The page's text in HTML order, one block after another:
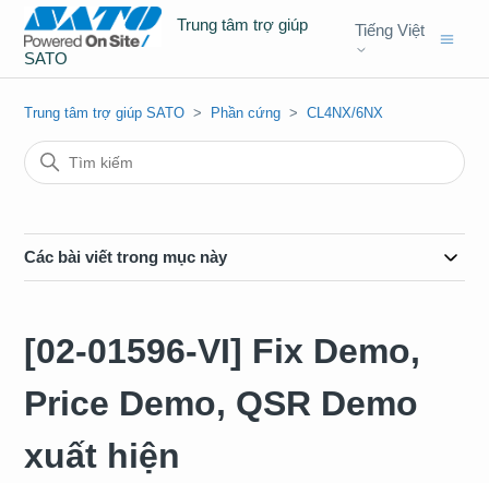
Trung tâm trợ giúp
SATO
Tiếng Việt
Trung tâm trợ giúp SATO Phần cứng CL4NX/6NX
Các bài viết trong mục này
[02-01596-VI] Fix Demo,
Price Demo, QSR Demo
xuất hiện